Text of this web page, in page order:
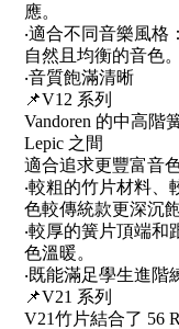
應。
‧適合不同音樂風
自然且均衡的音色。
‧音質飽滿清晰
📌V12 系列
Vandoren 的中高階
Lepic 之間
適合追求更豐富音
‧較粗的竹片材料
色較傳統款更深沉飽
‧較厚的簧片頂端
色溫暖。
‧既能滿足學生進階
📌V21 系列
V21竹片結合了 56